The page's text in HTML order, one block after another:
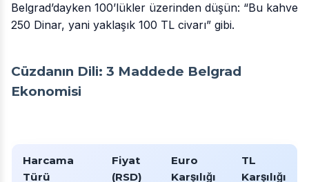
Belgrad’dayken 100’lükler üzerinden düşün: “Bu kahve
250 Dinar, yani yaklaşık 100 TL civarı” gibi.
Cüzdanın Dili: 3 Maddede Belgrad
Ekonomisi
Harcama
Türü
Fiyat
(RSD)
Euro
Karşılığı
TL
Karşılığı